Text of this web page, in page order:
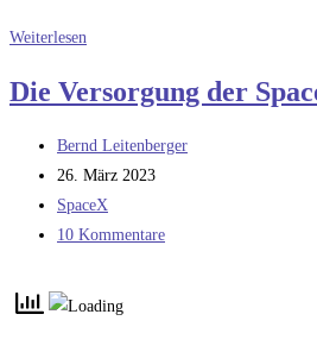
Weiterlesen
des
ist
gescheitert
Die Versorgung der
Beitrags-
Autor:
Bernd Leitenberger
Beitrag
veröffentlicht:
26. März 2023
Beitrags-
Kategorie:
SpaceX
Beitrags-
10 Kommentare